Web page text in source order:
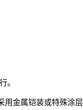
。
用金属铠装或特殊涂